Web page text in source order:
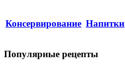
Консервирование Напитки
Популярные рецепты